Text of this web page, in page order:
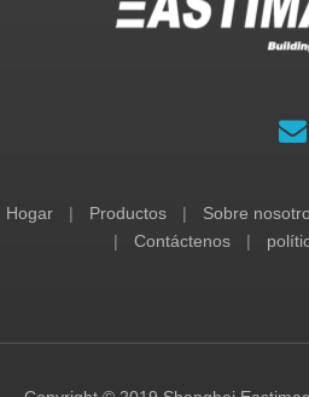
Hogar | Productos | Sobre
|
Contáctenos |